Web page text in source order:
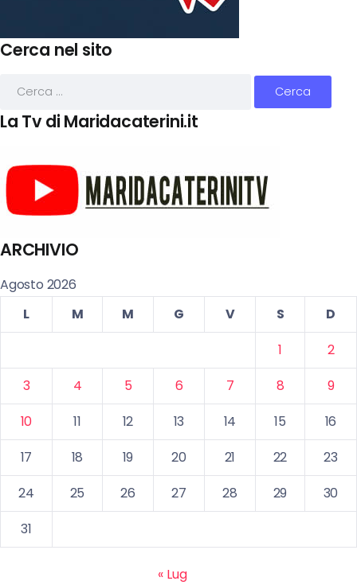
Cerca nel sito
La Tv di Maridacaterini.it
ARCHIVIO
Agosto 2026
L
M M G V S
D
1
2
3
4 5 6 7 8
9
10
11 12 13 14 15
16
17
18 19 20 21 22
23
24
25 26 27 28 29
30
31
« Lug